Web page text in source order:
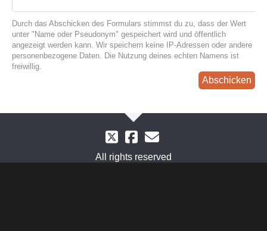
Durch das Abschicken des Formulars stimmst du zu, dass der Wert
unter "Name oder Pseudonym" gespeichert wird und öffentlich
angezeigt werden kann. Wir speichern keine IP-Adressen oder andere
personenbezogene Daten. Die Nutzung deines echten Namens ist
freiwillig.
Abschicken
All rights reserved